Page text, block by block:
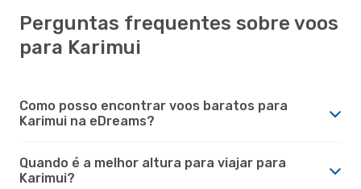
Perguntas frequentes sobre voos
para Karimui
Como posso encontrar voos baratos para
Karimui na eDreams?
Quando é a melhor altura para viajar para
Karimui?